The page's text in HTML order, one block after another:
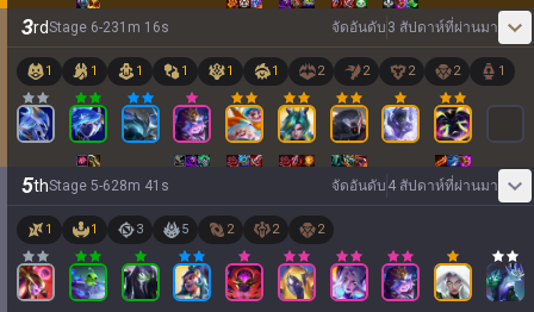
3rdStage 6-231 m 16s จัดอันดับ 3 สัปดาห์ที่ผ่านมา
1 1 1 1 1 1 2 2 2 2 1
5thStage 5-628m 41 s จัดอันดับ 4 สัปดาห์ที่ผ่านมา
1 1 3 5 2 2 2